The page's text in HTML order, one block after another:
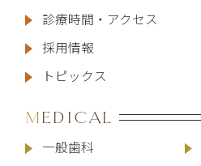
診療時間・アクセス
採用情報
トピックス
MEDICAL
一般歯科